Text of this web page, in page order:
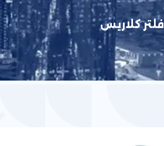
فلتر كلاريس